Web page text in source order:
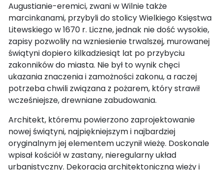
Augustianie-eremici, zwani w Wilnie także
marcinkanami, przybyli do stolicy Wielkiego Księstwa
Litewskiego w 1670 r. Liczne, jednak nie dość wysokie,
zapisy pozwoliły na wzniesienie trwalszej, murowanej
świątyni dopiero kilkadziesiąt lat po przybyciu
zakonników do miasta. Nie był to wynik chęci
ukazania znaczenia i zamożności zakonu, a raczej
potrzeba chwili związana z pożarem, który strawił
wcześniejsze, drewniane zabudowania.
Architekt, któremu powierzono zaprojektowanie
nowej świątyni, najpiękniejszym i najbardziej
oryginalnym jej elementem uczynił wieżę. Doskonale
wpisał kościół w zastany, nieregularny układ
urbanistyczny. Dekoracja architektoniczna wieży i